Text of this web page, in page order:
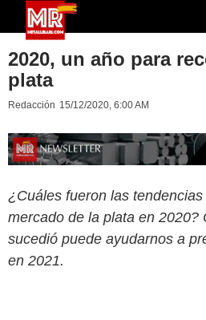
2020, un año para
plata
Redacción 15/12/2020, 6:00 AM
¿Cuáles fueron las
mercado de la plata en 2020?
sucedió puede ayudarnos a
en 2021.